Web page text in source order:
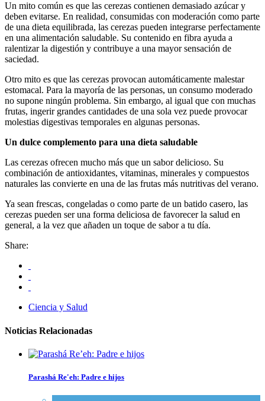
Un mito común es que las cerezas contienen demasiado azúcar y
deben evitarse. En realidad, consumidas con moderación como parte
de una dieta equilibrada, las cerezas pueden integrarse perfectamente
en una alimentación saludable. Su contenido en fibra ayuda a
ralentizar la digestión y contribuye a una mayor sensación de
saciedad.
Otro mito es que las cerezas provocan automáticamente malestar
estomacal. Para la mayoría de las personas, un consumo moderado
no supone ningún problema. Sin embargo, al igual que con muchas
frutas, ingerir grandes cantidades de una sola vez puede provocar
molestias digestivas temporales en algunas personas.
Un dulce complemento para una dieta saludable
Las cerezas ofrecen mucho más que un sabor delicioso. Su
combinación de antioxidantes, vitaminas, minerales y compuestos
naturales las convierte en una de las frutas más nutritivas del verano.
Ya sean frescas, congeladas o como parte de un batido casero, las
cerezas pueden ser una forma deliciosa de favorecer la salud en
general, a la vez que añaden un toque de sabor a tu día.
Share:
Ciencia y Salud
Noticias Relacionadas
Parashá Re'eh: Padre e hijos